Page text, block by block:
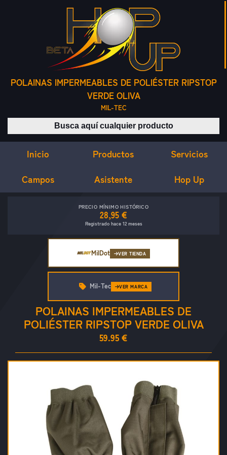
POLAINAS IMPERMEABLES DE POLIÉSTER RIPSTOP
VERDE OLIVA
MIL-TEC
Buscar productos
Inicio Productos Servicios
Campos Asistente Hop Up
PRECIO MÍNIMO HISTÓRICO
28,95 €
Registrado hace 12 meses
MilDot VER TIENDA
POLAINAS IMPERMEABLES DE
POLIÉSTER RIPSTOP VERDE OLIVA
59.95 €
Mil-Tec VER MARCA